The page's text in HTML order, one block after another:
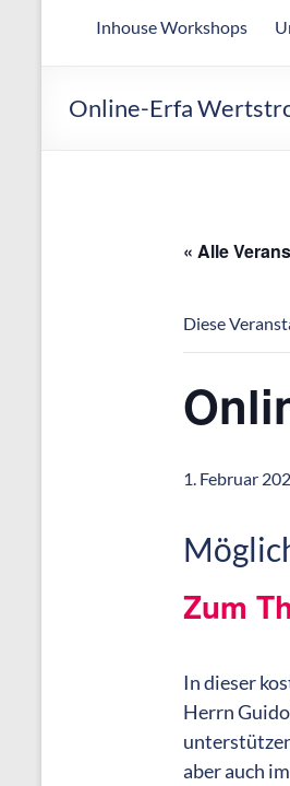
Inhouse Workshops
Online-Erfa
« Alle
Diese
1. Februar
Zum
In dieser
Herrn
aber auch